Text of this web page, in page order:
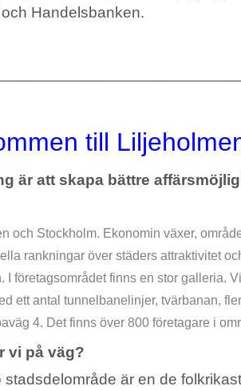
Handelsbanken.
till
är att skapa bättre
och Stockholm. Ekonomin växer,
rankningar över städers attraktivitet
I företagsområdet finns en stor galleria.
ett antal tunnelbanelinjer, tvärbanan,
4. Det finns över 800 företagare i
vi på väg?
stadsdelområde är en de